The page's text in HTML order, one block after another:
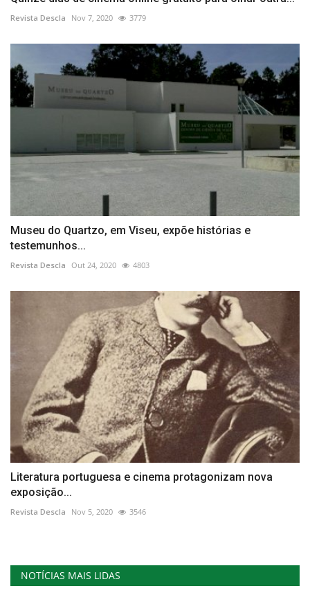
Revista Descla Nov 7, 2020 3779
Museu do Quartzo, em Viseu, expõe histórias e
testemunhos...
Revista Descla Out 24, 2020 4803
Literatura portuguesa e cinema protagonizam nova
exposição...
Revista Descla Nov 5, 2020 3546
NOTÍCIAS MAIS LIDAS